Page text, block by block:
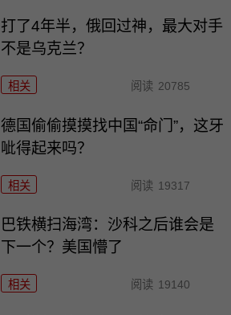
打了4年半，俄回过神，最大对手
不是乌克兰？
相关 阅读 20785
德国偷偷摸摸找中国“命门”，这牙
呲得起来吗？
相关 阅读 19317
巴铁横扫海湾：沙科之后谁会是
下一个？美国懵了
相关 阅读 19140